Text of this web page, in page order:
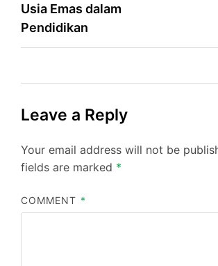
Usia Emas dalam
Pendidikan
Leave a Reply
Your email address will not be
fields are marked *
COMMENT *